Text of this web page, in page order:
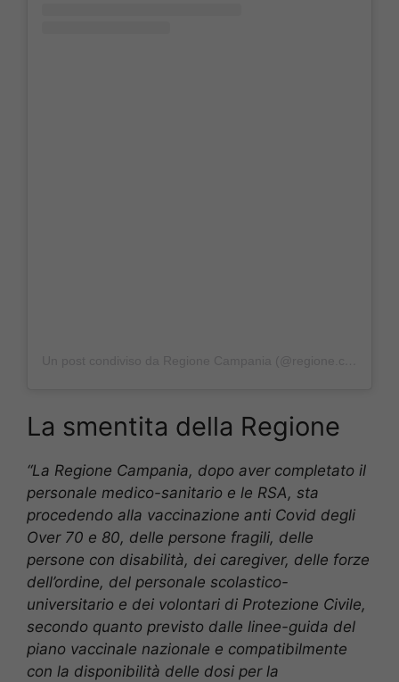
La smentita della Regione
“La Regione Campania, dopo aver completato il
personale medico-sanitario e le RSA, sta
procedendo alla vaccinazione anti Covid degli
Over 70 e 80, delle persone fragili, delle
persone con disabilità, dei caregiver, delle forze
dell’ordine, del personale scolastico-
universitario e dei volontari di Protezione Civile,
secondo quanto previsto dalle linee-guida del
piano vaccinale nazionale e compatibilmente
con la disponibilità delle dosi per la